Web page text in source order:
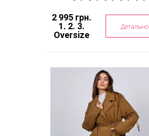
2 995 грн.
1. 2. 3.
Oversize
Детально